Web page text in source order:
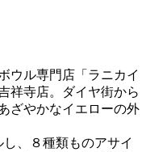
ウル専門店「ラニカイ
祥寺店。ダイヤ街から
ざやかなイエローの外
、８種類ものアサイ